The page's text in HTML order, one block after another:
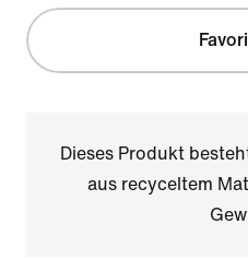
Dieses Produkt
aus recyceltem